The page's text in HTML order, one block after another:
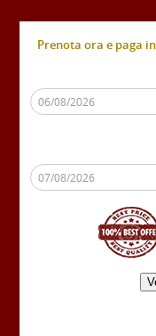
Prenota ora e paga